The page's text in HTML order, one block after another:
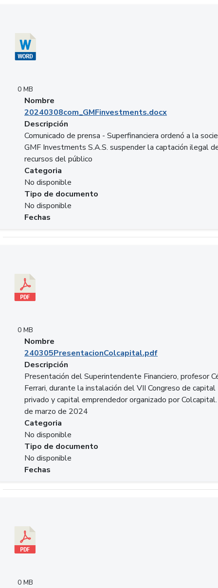
0 MB
Nombre
20240308com_GMFinvestments.docx
Descripción
Comunicado de prensa - Superfinanciera ordenó a la
GMF Investments S.A.S. suspender la captación ilegal
recursos del público
Categoria
No disponible
Tipo de documento
No disponible
Fechas
0 MB
Nombre
240305PresentacionColcapital.pdf
Descripción
Presentación del Superintendente Financiero, profesor
Ferrari, durante la instalación del VII Congreso de capital
privado y capital emprendedor organizado por
de marzo de 2024
Categoria
No disponible
Tipo de documento
No disponible
Fechas
0 MB